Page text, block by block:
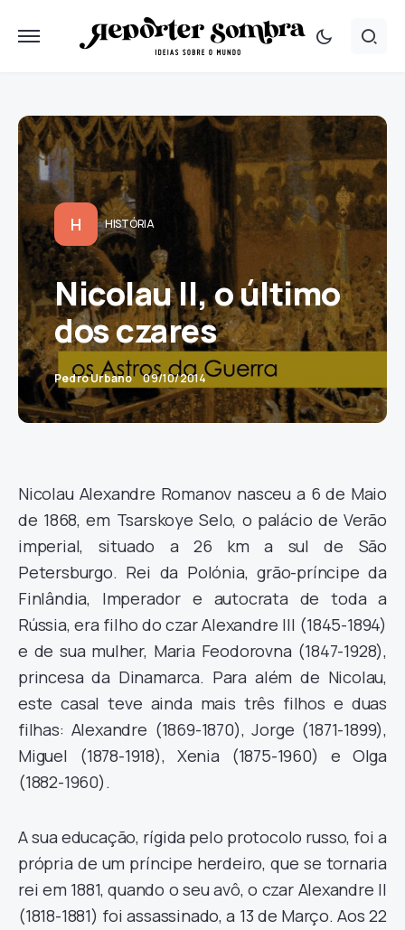
H HISTÓRIA
Nicolau II, o último
dos czares
Pedro Urbano 09/10/2014
Nicolau Alexandre Romanov nasceu a 6 de Maio
de 1868, em Tsarskoye Selo, o palácio de Verão
imperial, situado a 26 km a sul de São
Petersburgo. Rei da Polónia, grão-príncipe da
Finlândia, Imperador e autocrata de toda a
Rússia, era filho do czar Alexandre III (1845-1894)
e de sua mulher, Maria Feodorovna (1847-1928),
princesa da Dinamarca. Para além de Nicolau,
este casal teve ainda mais três filhos e duas
filhas: Alexandre (1869-1870), Jorge (1871-1899),
Miguel (1878-1918), Xenia (1875-1960) e Olga
(1882-1960).
A sua educação, rígida pelo protocolo russo, foi a
própria de um príncipe herdeiro, que se tornaria
rei em 1881, quando o seu avô, o czar Alexandre II
(1818-1881) foi assassinado, a 13 de Março. Aos 22